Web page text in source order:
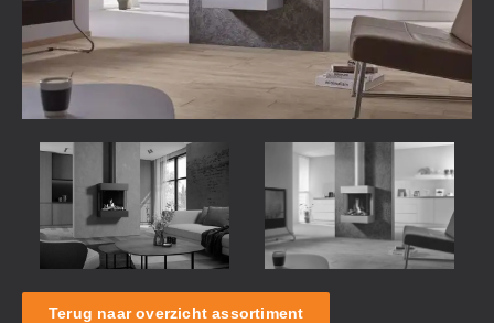
Terug naar overzicht assortiment